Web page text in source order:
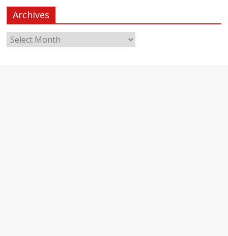
Archives